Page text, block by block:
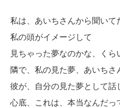
私は、あいちさんから聞いて
私の頭がイメージして
見ちゃった夢なのかな、くら
隣で、私の見た夢、あいち
彼が、自分の見た夢として話
心底、これは、本当なんだっ